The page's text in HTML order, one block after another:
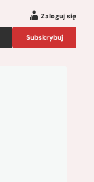
Zaloguj się
Subskrybuj